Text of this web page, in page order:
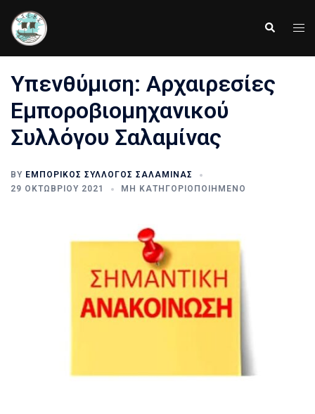
content
Search
Υπενθύμιση: Αρχαιρεσίες
Εμποροβιομηχανικού
Συλλόγου Σαλαμίνας
BY ΕΜΠΟΡΙΚΌΣ ΣΎΛΛΟΓΟΣ ΣΑΛΑΜΊΝΑΣ
29 ΟΚΤΩΒΡΊΟΥ 2021
ΜΗ ΚΑΤΗΓΟΡΙΟΠΟΙΗΜΈΝΟ